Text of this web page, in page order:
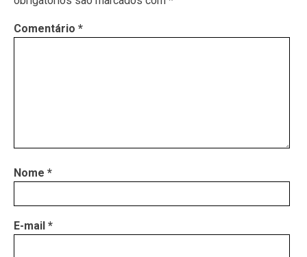
Comentário *
Nome *
E-mail *